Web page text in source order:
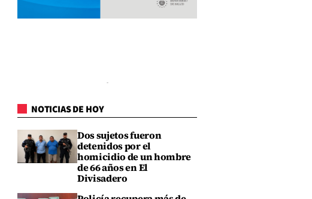
NOTICIAS DE HOY
Dos sujetos fueron
detenidos por el
homicidio de un hombre
de 66 años en El
Divisadero